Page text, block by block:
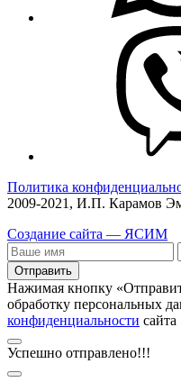
Политика
2009-2021, И.П. Карамов
Создание сайта — ЯСИМ
Отправить
Нажимая кнопку
обработку персональных
конфиденциальности сайта
Успешно отправлено!!!